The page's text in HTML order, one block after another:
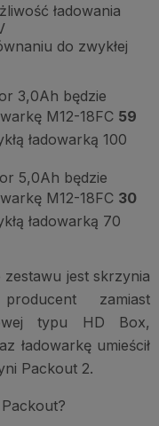
ładowania
do zwykłej
3,0Ah będzie
M12-18FC 59
ładowarką 100
5,0Ah będzie
M12-18FC 30
ładowarką 70
zestawu jest skrzynia
zamiast
typu HD Box,
ładowarkę umieścił
Packout 2.